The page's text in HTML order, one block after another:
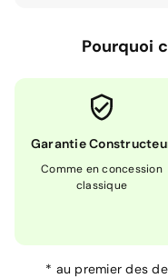
Pourquoi
Garantie
Comme en concession
classique
* au premier des